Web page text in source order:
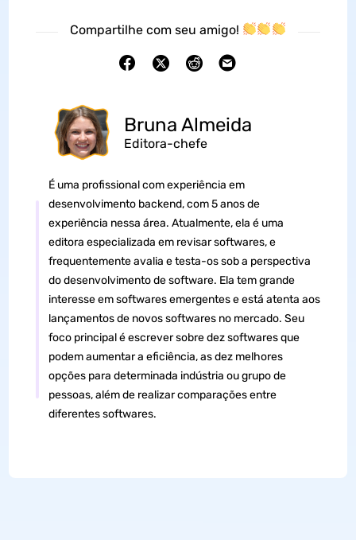
Compartilhe com seu amigo!
Bruna Almeida
Editora-chefe
É uma profissional com experiência em
desenvolvimento backend, com 5 anos de
experiência nessa área. Atualmente, ela é uma
editora especializada em revisar softwares, e
frequentemente avalia e testa-os sob a perspectiva
do desenvolvimento de software. Ela tem grande
interesse em softwares emergentes e está atenta aos
lançamentos de novos softwares no mercado. Seu
foco principal é escrever sobre dez softwares que
podem aumentar a eficiência, as dez melhores
opções para determinada indústria ou grupo de
pessoas, além de realizar comparações entre
diferentes softwares.